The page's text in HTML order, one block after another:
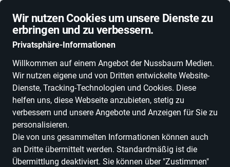
Wir nutzen Cookies um unsere Dienste zu
erbringen und zu verbessern.
Privatsphäre-Informationen
Willkommen auf einem Angebot der Nussbaum Medien.
Wir nutzen eigene und von Dritten entwickelte Website-
Dienste, Tracking-Technologien und Cookies. Diese
helfen uns, diese Webseite anzubieten, stetig zu
verbessern und unsere Angebote und Anzeigen für Sie zu
personalisieren.
Die von uns gesammelten Informationen können auch
an Dritte übermittelt werden. Standardmäßig ist die
Übermittlung deaktiviert. Sie können über "Zustimmen"
NEUHEITEN DEALS ESSEN & TRINKEN FLIEGEN & FALLEN